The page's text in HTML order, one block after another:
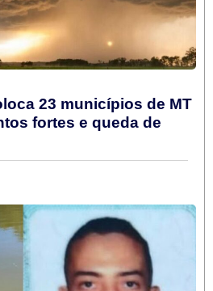
23 municípios de MT
fortes e queda de